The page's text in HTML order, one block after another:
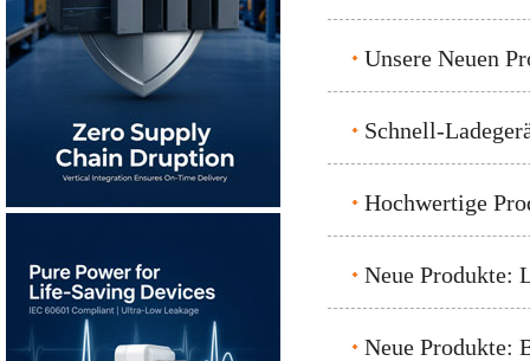
Unsere Neuen
Schnell-
Hochwertige
Neue Produkte:
Neue Produkte: